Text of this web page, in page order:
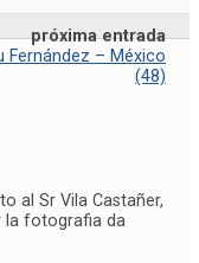
próxima entrada
Fernández – México
(48)
al Sr Vila Castañer,
la fotografia da